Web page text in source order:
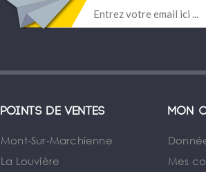
Points de ventes
Mont-Sur-Marchienne
La Louvière
Mon
Mes